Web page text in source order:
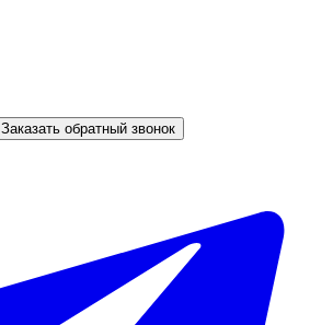
Заказать обратный звонок